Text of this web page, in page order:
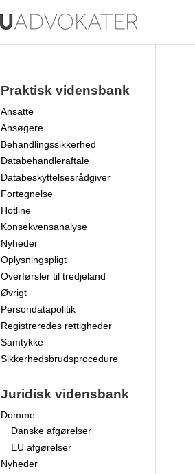
Praktisk vidensbank
Ansatte
Ansøgere
Behandlingssikkerhed
Databehandleraftale
Databeskyttelsesrådgiver
Fortegnelse
Hotline
Konsekvensanalyse
Nyheder
Oplysningspligt
Overførsler til tredjeland
Øvrigt
Persondatapolitik
Registreredes rettigheder
Samtykke
Sikkerhedsbrudsprocedure
Juridisk vidensbank
Domme
Danske afgørelser
EU afgørelser
Nyheder